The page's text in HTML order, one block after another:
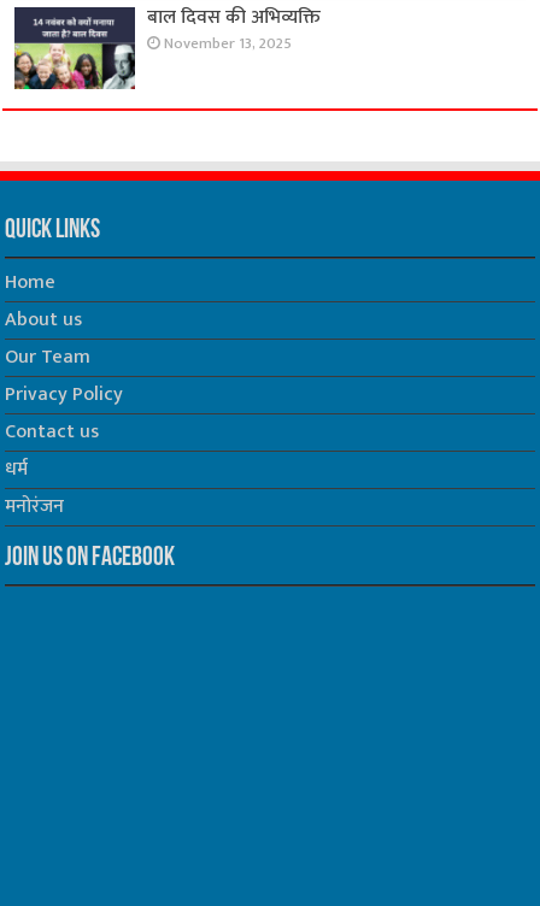
बाल दिवस की अभिव्यक्ति
November 13, 2025
Quick Links
Home
About us
Our Team
Privacy Policy
Contact us
धर्म
मनोरंजन
Join us on Facebook